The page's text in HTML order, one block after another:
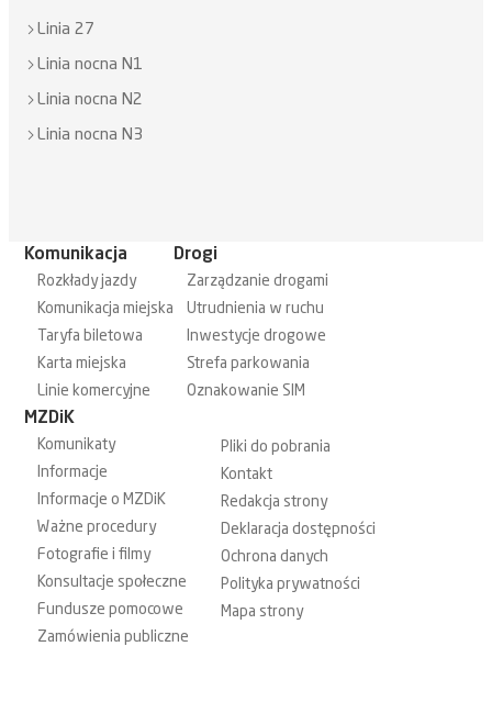
Linia 27
Linia nocna N1
Linia nocna N2
Linia nocna N3
Komunikacja
Rozkłady jazdy
Komunikacja miejska
Taryfa biletowa
Karta miejska
Linie komercyjne
Drogi
Zarządzanie drogami
Utrudnienia w ruchu
Inwestycje drogowe
Strefa parkowania
Oznakowanie SIM
MZDiK
Komunikaty
Informacje
Informacje o MZDiK
Ważne procedury
Fotografie i filmy
Konsultacje społeczne
Fundusze pomocowe
Zamówienia publiczne
Pliki do pobrania
Kontakt
Redakcja strony
Deklaracja dostępności
Ochrona danych
Polityka prywatności
Mapa strony